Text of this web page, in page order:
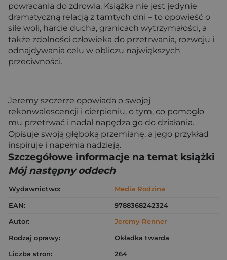
powracania do zdrowia. Książka nie jest jedynie
dramatyczną relacją z tamtych dni – to opowieść o
sile woli, harcie ducha, granicach wytrzymałości, a
także zdolności człowieka do przetrwania, rozwoju i
odnajdywania celu w obliczu największych
przeciwności.
Jeremy szczerze opowiada o swojej
rekonwalescencji i cierpieniu, o tym, co pomogło
mu przetrwać i nadal napędza go do działania.
Opisuje swoją głęboką przemianę, a jego przykład
inspiruje i napełnia nadzieją.
Szczegółowe informacje na temat książki
Mój następny oddech
Wydawnictwo:
Media Rodzina
EAN:
9788368242324
Autor:
Jeremy Renner
Rodzaj oprawy:
Okładka twarda
Liczba stron:
264